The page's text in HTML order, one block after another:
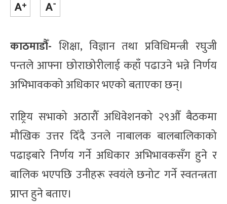
काठमाडौँ- शिक्षा, विज्ञान तथा प्रविधिमन्त्री रघुजी
पन्तले आफ्ना छोराछोरीलाई कहाँ पढाउने भन्ने निर्णय
अभिभावकको अधिकार भएको बताएका छन्।
राष्ट्रिय सभाको अठारौँ अधिवेशनको २९औँ बैठकमा
मौखिक उत्तर दिँदै उनले नाबालक बालबालिकाको
पढाइबारे निर्णय गर्ने अधिकार अभिभावकसँग हुने र
बालिक भएपछि उनीहरू स्वयंले छनोट गर्ने स्वतन्त्रता
प्राप्त हुने बताए।